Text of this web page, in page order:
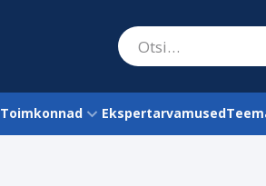
Toimkonnad Ekspertarvamused